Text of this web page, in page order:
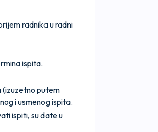
radnika u radni
ispita.
(izuzetno putem
i usmenog ispita.
ispiti, su date u